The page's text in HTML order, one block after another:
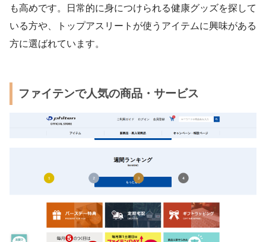
も高めです。日常的に身につけられる健康グッズを探して
いる方や、トップアスリートが使うアイテムに興味がある
方に選ばれています。
ファイテンで人気の商品・サービス